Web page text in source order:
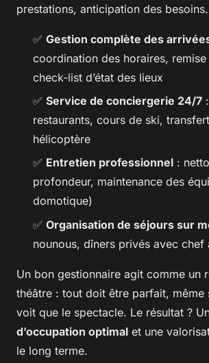
prestations, anticipation des besoins.
✅ Gestion complète des
coordination des horaires, remise
check-list d’état des lieux
✅ Service de conciergerie 24/7
restaurants, cours de ski,
hélicoptère
✅ Entretien professionnel :
profondeur, maintenance des
domotique)
✅ Organisation de séjours sur
nounous, dîners privés avec chef
Un bon gestionnaire agit comme un
théâtre : tout doit être parfait, même
voit que le spectacle. Le résultat ?
d’occupation optimal et une
le long terme.